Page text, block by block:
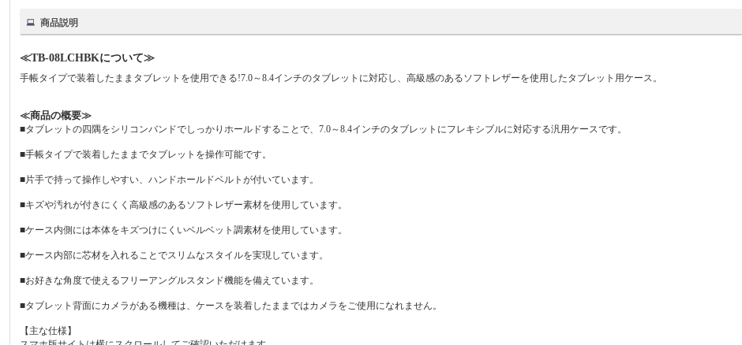
商品説明
≪TB-08LCHBKについて≫
手帳タイプで装着したままタブレットを使用できる!7.0～8.4インチのタブレットに対応し、高級感のあるソフトレザーを使用したタブレット用ケース。
≪商品の概要≫
■タブレットの四隅をシリコンバンドでしっかりホールドすることで、7.0～8.4インチのタブレットにフレキシブルに対応する汎用ケースです。
■手帳タイプで装着したままでタブレットを操作可能です。
■片手で持って操作しやすい、ハンドホールドベルトが付いています。
■キズや汚れが付きにくく高級感のあるソフトレザー素材を使用しています。
■ケース内側には本体をキズつけにくいベルベット調素材を使用しています。
■ケース内部に芯材を入れることでスリムなスタイルを実現しています。
■お好きな角度で使えるフリーアングルスタンド機能を備えています。
■タブレット背面にカメラがある機種は、ケースを装着したままではカメラをご使用になれません。
【主な仕様】